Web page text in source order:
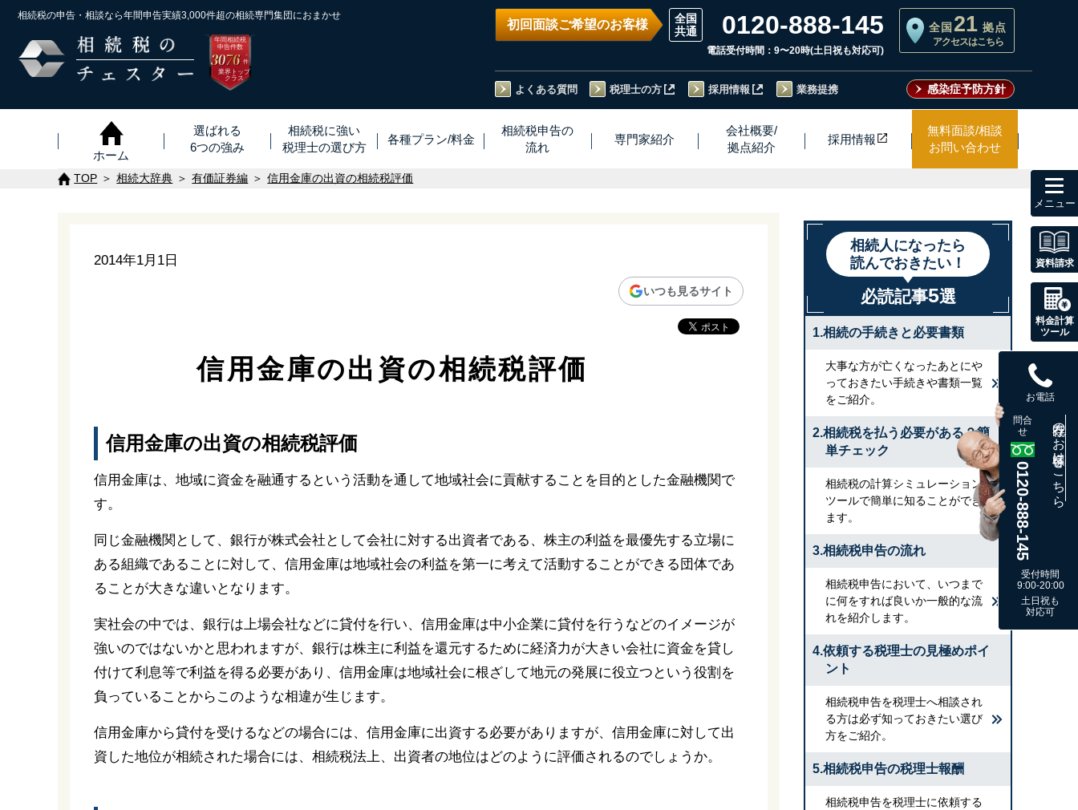
相続税の申告・相談なら年間申告実績3,000件超の相続専門集団におまかせ
年間相続税
申告件数
3076 ※
件
業界トップ
クラス
初回面談ご希望のお客様 0120-888-145
電話受付時間：9〜20時(土日祝も対応可)
全国 21 拠点
アクセスはこちら
よくある質問 税理士の方 採用情報 業務提携 感染症予防方針
ホーム
選ばれる
6つの強み
相続税に強い
税理士の選び方
各種プラン/料金
相続税申告の
流れ
専門家紹介
会社概要/
拠点紹介
採用情報
無料面談/相談
お問い合わせ
TOP 相続大辞典 有価証券編 信用金庫の出資の相続税評価
2014年1月1日
いつも見るサイト
信用金庫の出資の相続税評価
信用金庫の出資の相続税評価
信用金庫は、地域に資金を融通するという活動を通して地域社会に貢献することを目的とした金融機関で
す。
同じ金融機関として、銀行が株式会社として会社に対する出資者である、株主の利益を最優先する立場に
ある組織であることに対して、信用金庫は地域社会の利益を第一に考えて活動することができる団体であ
ることが大きな違いとなります。
実社会の中では、銀行は上場会社などに貸付を行い、信用金庫は中小企業に貸付を行うなどのイメージが
強いのではないかと思われますが、銀行は株主に利益を還元するために経済力が大きい会社に資金を貸し
付けて利息等で利益を得る必要があり、信用金庫は地域社会に根ざして地元の発展に役立つという役割を
負っていることからこのような相違が生じます。
信用金庫から貸付を受けるなどの場合には、信用金庫に出資する必要がありますが、信用金庫に対して出
資した地位が相続された場合には、相続税法上、出資者の地位はどのように評価されるのでしょうか。
相続人になったら
読んでおきたい！
必読記事5選
1.相続の手続きと必要書類
大事な方が亡くなったあとにや
っておきたい手続きや書類一覧
をご紹介。
2.相続税を払う必要がある？簡
単チェック
相続税の計算シミュレーション
ツールで簡単に知ることができ
ます。
3.相続税申告の流れ
相続税申告において、いつまで
に何をすれば良いか一般的な流
れを紹介します。
4.依頼する税理士の見極めポイ
ント
相続税申告を税理士へ相談され
る方は必ず知っておきたい選び
方をご紹介。
5.相続税申告の税理士報酬
相続税申告を税理士に依頼する
資料請求
料金計算
ツール
お電話
問合
せ
0120-888-145
既存のお客様はこちら
受付時間
9:00-20:00
土日祝も
対応可